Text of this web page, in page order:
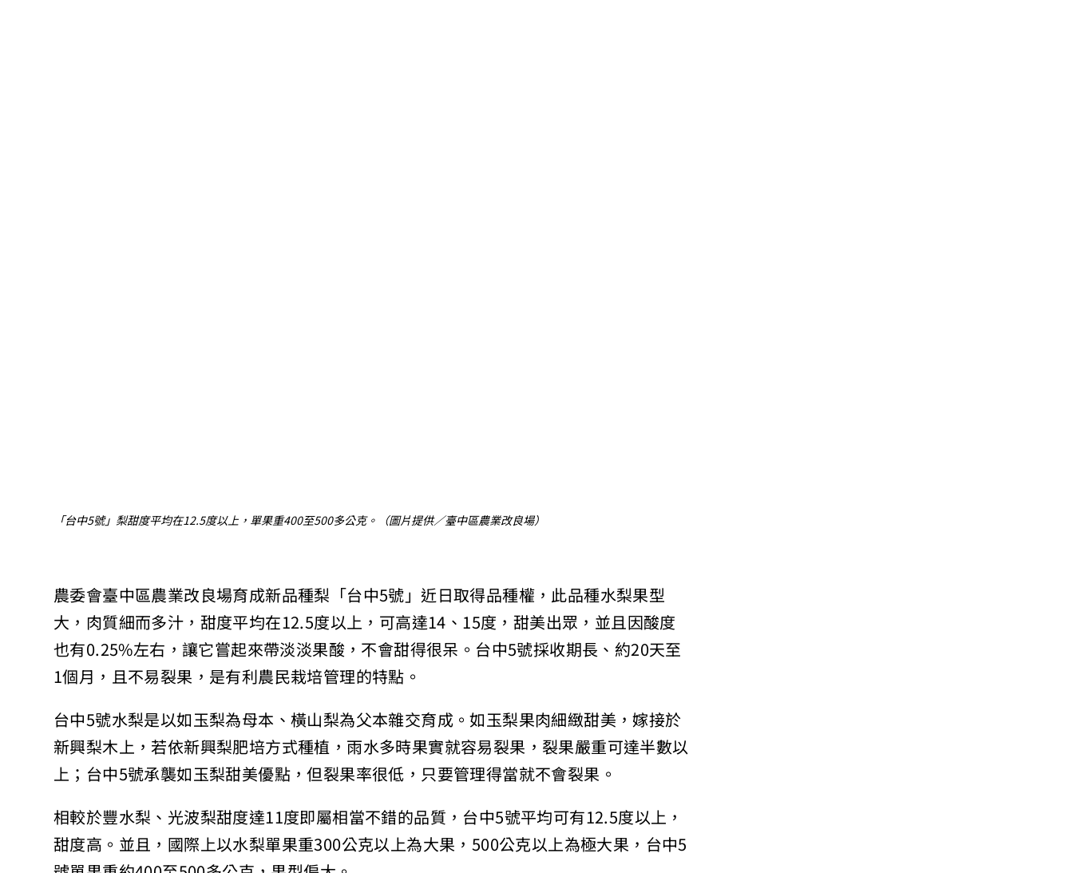
「台中5號」梨甜度平均在12.5度以上，單果重400至500多公克。（圖片提供／臺中區農業改良場）
農委會臺中區農業改良場育成新品種梨「台中5號」近日取得品種權，此品種水梨果型
大，肉質細而多汁，甜度平均在12.5度以上，可高達14、15度，甜美出眾，並且因酸度
也有0.25%左右，讓它嘗起來帶淡淡果酸，不會甜得很呆。台中5號採收期長、約20天至
1個月，且不易裂果，是有利農民栽培管理的特點。
台中5號水梨是以如玉梨為母本、橫山梨為父本雜交育成。如玉梨果肉細緻甜美，嫁接於
新興梨木上，若依新興梨肥培方式種植，雨水多時果實就容易裂果，裂果嚴重可達半數以
上；台中5號承襲如玉梨甜美優點，但裂果率很低，只要管理得當就不會裂果。
相較於豐水梨、光波梨甜度達11度即屬相當不錯的品質，台中5號平均可有12.5度以上，
甜度高。並且，國際上以水梨單果重300公克以上為大果，500公克以上為極大果，台中5